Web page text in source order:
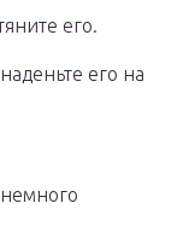
его.
его на